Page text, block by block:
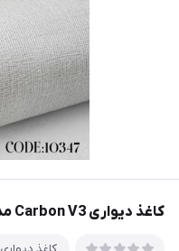
کاغذ دیواری Carbon V3 مدل 10347